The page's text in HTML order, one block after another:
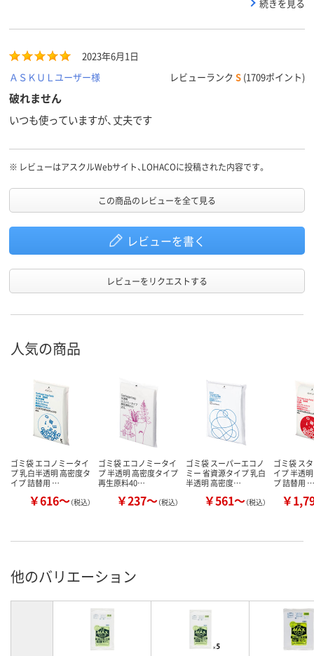
プ）
チック10％）、
40％）、高密
プ）
ループ
アスクル
スコア
15 70
続きを見る
2023年6月1日
ＡＳＫＵＬユーザー様
レビューランク S (1709ポイント)
破れません
いつも使っていますが、丈夫です
※ レビューはアスクルWebサイト、LOHACOに投稿された内容です。
この商品のレビューを全て見る
レビューを書く
レビューをリクエストする
人気の商品
ゴミ袋 エコノミータイ
プ 乳白半透明 高密度タ
イプ 詰替用 …
￥616～（税込）
ゴミ袋 エコノミータイ
プ 半透明 高密度タイプ
再生原料40…
￥237～（税込）
ゴミ袋 スーパーエコノ
ミー 省資源タイプ 乳白
半透明 高密度…
￥561～（税込）
ゴミ袋 ス
イプ 半透
プ 詰替用 …
￥
他のバリエーション